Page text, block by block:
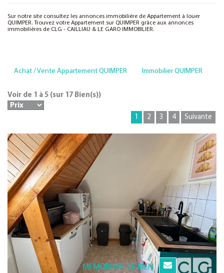
Sur notre site consultez les annonces immobilière de Appartement à louer
QUIMPER. Trouvez votre Appartement sur QUIMPER grâce aux annonces
immobilières de CLG - CAILLIAU & LE GARO IMMOBILIER.
Achat / Vente Appartement QUIMPER Immobilier QUIMPER
Voir de 1 à 5 (sur 17 Bien(s))
1 2 3 4 Suivante
MEMORISER CE BIEN